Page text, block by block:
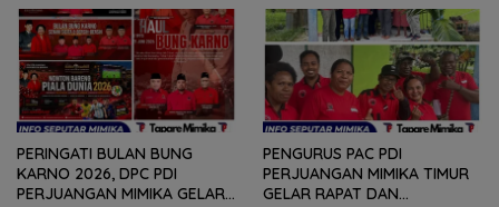
BAGI PEMENANG BERBAGAI
LOMBA
MUKA DAN RITUAL BERAPEN
PERINGATI BULAN BUNG
KARNO 2026, DPC PDI
PERJUANGAN MIMIKA GELAR
PENGURUS PAC PDI
PERJUANGAN MIMIKA TIMUR
GELAR RAPAT DAN